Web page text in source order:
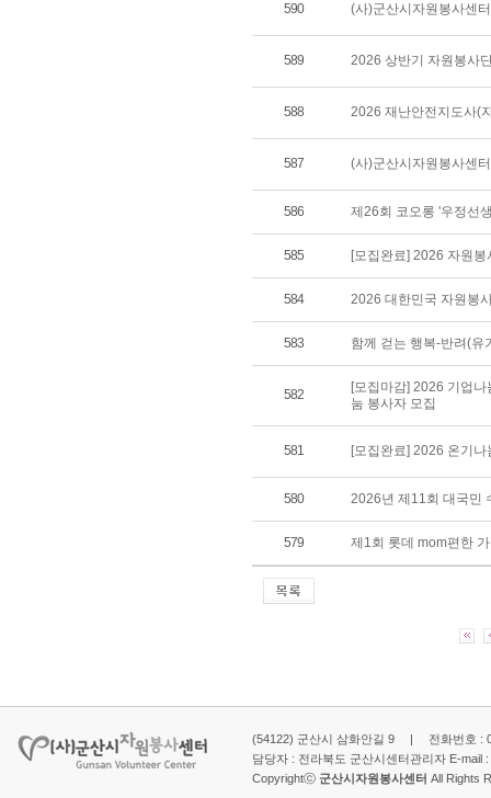
590 (사)군산시자원봉사센
589 2026 상반기 자원봉사
588 2026 재난안전지도사(
587 (사)군산시자원봉사센
586 제26회 코오롱 '우정선
585 [모집완료] 2026 자원
584 2026 대한민국 자원봉
583 함께 걷는 행복-반려(유
582
[모집마감] 2026 기업
눔 봉사자 모집
581 [모집완료] 2026 온기
580 2026년 제11회 대국민
579 제1회 롯데 mom편한
(54122) 군산시 삼화안길 9 | 전화번호 :
담당자 : 전라북도 군산시센터관리자 E-mail :
Copyrightⓒ 군산시자원봉사센터 All Rights